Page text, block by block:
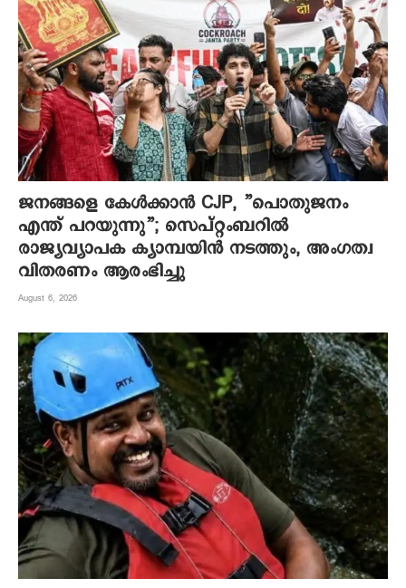
ജനങ്ങളെ കേൾക്കാൻ CJP, ”പൊതുജനം
എന്ത് പറയുന്നു”; സെപ്റ്റംബറിൽ
രാജ്യവ്യാപക ക്യാമ്പയിൻ നടത്തും, അംഗത്വ
വിതരണം ആരംഭിച്ചു
August 6, 2026